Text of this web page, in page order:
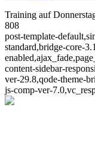
Training auf
808
post-template-
standard,bridge-core-
content-sidebar-
ver-29.8,qode-theme-
js-comp-ver-